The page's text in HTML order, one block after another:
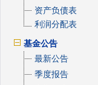
资产负债表
利润分配表
基金公告
最新公告
季度报告